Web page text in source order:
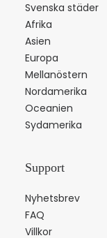
Svenska städer
Afrika
Asien
Europa
Mellanöstern
Nordamerika
Oceanien
Sydamerika
Support
Nyhetsbrev
FAQ
Villkor